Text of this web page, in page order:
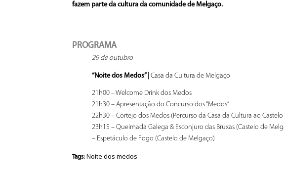
fazem parte da cultura da comunidade de Melgaço.
PROGRAMA
29 de outubro
“Noite dos Medos” | Casa da Cultura de Melgaço
21h00 – Welcome Drink dos Medos
21h30 – Apresentação do Concurso dos “Medos”
22h30 – Cortejo dos Medos (Percurso da Casa da Cultura ao
23h15 – Queimada Galega & Esconjuro das Bruxas (Castelo de
– Espetáculo de Fogo (Castelo de Melgaço)
Tags: Noite dos medos